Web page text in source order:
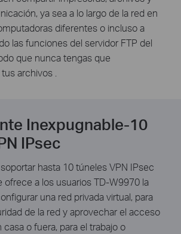
ya sea a lo largo de la red en
diferentes o incluso a
las funciones del servidor FTP del
que nunca tengas que
archivos .
Inexpugnable-10
IPsec
hasta 10 túneles VPN IPsec
ofrece a los usuarios TD-W9970 la
una red privada virtual, para
de la red y aprovechar el acceso
casa o fuera, para el trabajo o